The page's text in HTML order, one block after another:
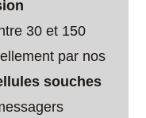
30 et 150
par nos
souches